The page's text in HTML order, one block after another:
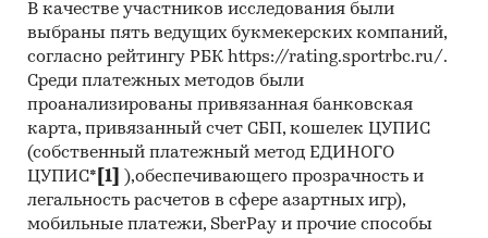
Конкурентное окружение:веб-портал
event.ru и агентства по организации
мероприятий.
Финансовые показатели проекта:
Показатель
Ед.
изм.
Значение
Необходимые инвестиции
тыс.
29 550
В качестве участников исследования были
выбраны пять ведущих букмекерских компаний,
согласно рейтингу РБК https://rating.sportrbc.ru/.
Среди платежных методов были
проанализированы привязанная банковская
карта, привязанный счет СБП, кошелек ЦУПИС
(собственный платежный метод ЕДИНОГО
ЦУПИС* [1]
),обеспечивающего прозрачность и
легальность расчетов в сфере азартных игр),
мобильные платежи, SberPay и прочие способы